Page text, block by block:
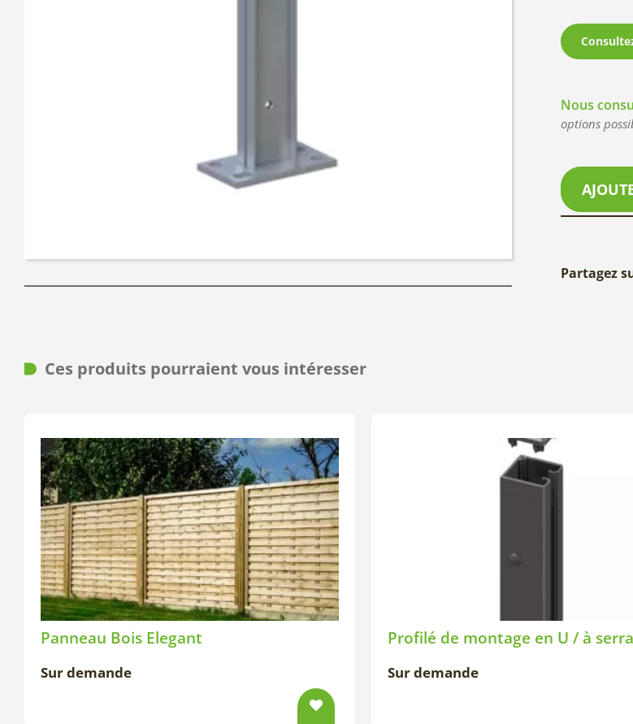
Nous
options
Partagez
Ces produits pourraient vous intéresser
Panneau Bois Elegant
Sur demande
Profilé de montage en U / à
Sur demande